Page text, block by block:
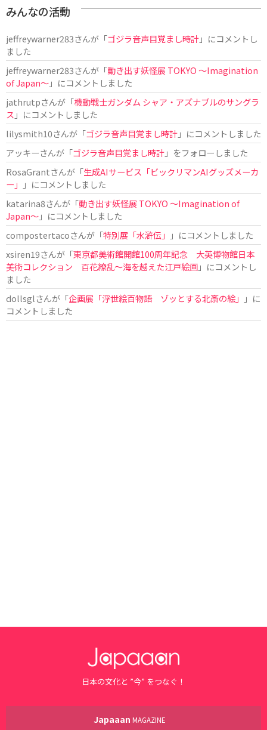
みんなの活動
jeffreywarner283さんが「ゴジラ音声目覚まし時計」にコメントし
ました
jeffreywarner283さんが「動き出す妖怪展 TOKYO 〜Imagination
of Japan〜」にコメントしました
jathrutpさんが「機動戦士ガンダム シャア・アズナブルのサングラ
ス 」にコメントしました
lilysmith10さんが「ゴジラ音声目覚まし時計」にコメントしました
アッキーさんが「ゴジラ音声目覚まし時計」をフォローしました
RosaGrantさんが「生成AIサービス「ビックリマンAIグッズメーカ
ー」
」にコメントしました
katarina8さんが「動き出す妖怪展 TOKYO 〜Imagination of
Japan〜」にコメントしました
compostertacoさんが「特別展「水滸伝」
」にコメントしました
xsiren19さんが「東京都美術館開館100周年記念 大英博物館日本
美術コレクション 百花繚乱～海を越えた江戸絵画」にコメントし
ました
dollsglさんが「企画展「浮世絵百物語 ゾッとする北斎の絵」
」に
コメントしました
日本の文化と ”今” をつなぐ！
Japaaan MAGAZINE